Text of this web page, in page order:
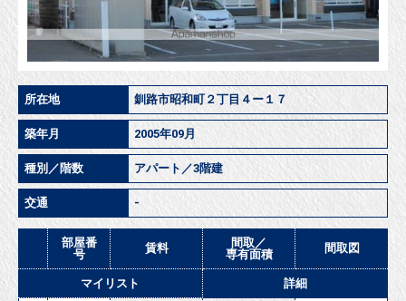
所在地 釧路市昭和町２丁目４ー１７
築年月 2005年09月
種別／階数 アパート／3階建
交通 -
部屋番
号
賃料
間取／
専有面積
間取図
マイリスト 詳細